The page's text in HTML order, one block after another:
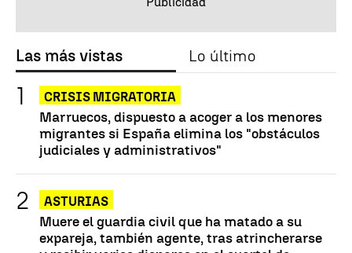
Las más vistas Lo último
CRISIS MIGRATORIA
Marruecos, dispuesto a acoger a los menores
migrantes si España elimina los "obstáculos
judiciales y administrativos"
ASTURIAS
Muere el guardia civil que ha matado a su
expareja, también agente, tras atrincherarse